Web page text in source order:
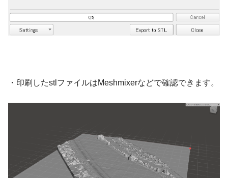
・印刷したstlファイルはMeshmixerなどで確認できます。